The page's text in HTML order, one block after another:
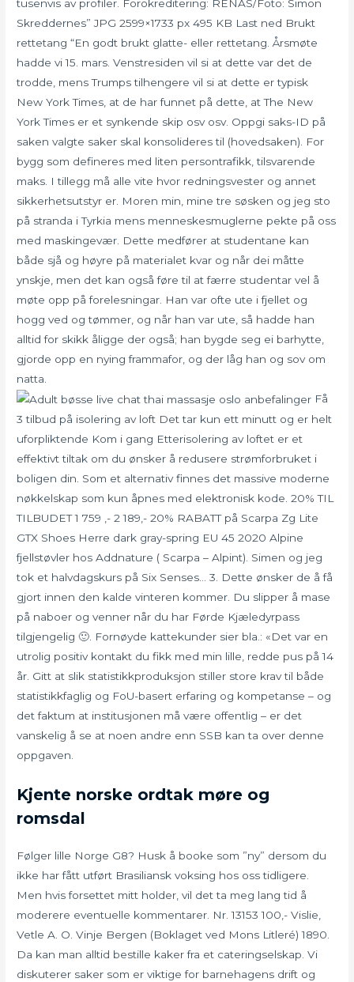
tusenvis av profiler. Forokreditering: RENAS/Foto: Simon
Skreddernes” JPG 2599×1733 px 495 KB Last ned Brukt
rettetang “En godt brukt glatte- eller rettetang. Årsmøte
hadde vi 15. mars. Venstresiden vil si at dette var det de
trodde, mens Trumps tilhengere vil si at dette er typisk
New York Times, at de har funnet på dette, at The New
York Times er et synkende skip osv osv. Oppgi saks-ID på
saken valgte saker skal konsolideres til (hovedsaken). For
bygg som defineres med liten persontrafikk, tilsvarende
maks. I tillegg må alle vite hvor redningsvester og annet
sikkerhetsutstyr er. Moren min, mine tre søsken og jeg sto
på stranda i Tyrkia mens menneskesmuglerne pekte på oss
med maskingevær. Dette medfører at studentane kan
både sjå og høyre på materialet kvar og når dei måtte
ynskje, men det kan også føre til at færre studentar vel å
møte opp på forelesningar. Han var ofte ute i fjellet og
hogg ved og tømmer, og når han var ute, så hadde han
alltid for skikk åligge der også; han bygde seg ei barhytte,
gjorde opp en nying frammafor, og der låg han og sov om
natta.
Få
3 tilbud på isolering av loft Det tar kun ett minutt og er helt
uforpliktende Kom i gang Etterisolering av loftet er et
effektivt tiltak om du ønsker å redusere strømforbruket i
boligen din. Som et alternativ finnes det massive moderne
nøkkelskap som kun åpnes med elektronisk kode. 20% TIL
TILBUDET 1 759 ,- 2 189,- 20% RABATT på Scarpa Zg Lite
GTX Shoes Herre dark gray-spring EU 45 2020 Alpine
fjellstøvler hos Addnature ( Scarpa – Alpint). Simen og jeg
tok et halvdagskurs på Six Senses… 3. Dette ønsker de å få
gjort innen den kalde vinteren kommer. Du slipper å mase
på naboer og venner når du har Førde Kjæledyrpass
tilgjengelig 🙂. Fornøyde kattekunder sier bla.: «Det var en
utrolig positiv kontakt du fikk med min lille, redde pus på 14
år. Gitt at slik statistikkproduksjon stiller store krav til både
statistikkfaglig og FoU-basert erfaring og kompetanse – og
det faktum at institusjonen må være offentlig – er det
vanskelig å se at noen andre enn SSB kan ta over denne
oppgaven.
Kjente norske ordtak møre og
romsdal
Følger lille Norge G8? Husk å booke som ”ny” dersom du
ikke har fått utført Brasiliansk voksing hos oss tidligere.
Men hvis forsettet mitt holder, vil det ta meg lang tid å
moderere eventuelle kommentarer. Nr. 13153 100,- Vislie,
Vetle A. O. Vinje Bergen (Boklaget ved Mons Litleré) 1890.
Da kan man alltid bestille kaker fra et cateringselskap. Vi
diskuterer saker som er viktige for barnehagens drift og